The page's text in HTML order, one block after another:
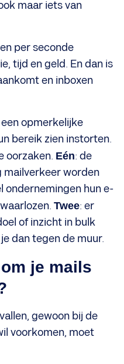
maar iets van
per seconde
tijd en geld. En dan is
en inboxen
opmerkelijke
bereik zien instorten.
oorzaken. Eén: de
mailverkeer worden
ondernemingen hun e-
Twee: er
of inzicht in bulk
dan tegen de muur.
je mails
gewoon bij de
voorkomen, moet